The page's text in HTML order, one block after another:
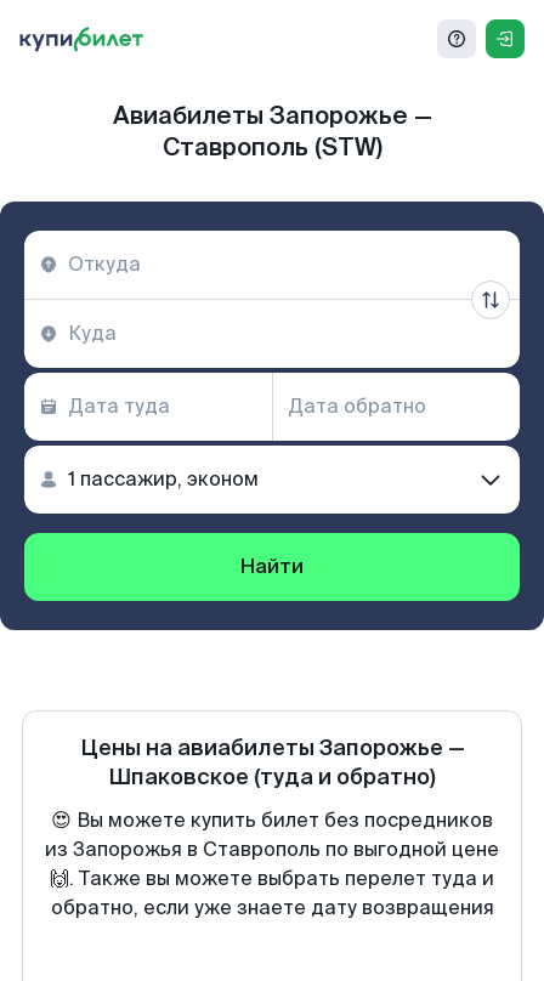
Авиабилеты Запорожье —
Ставрополь (STW)
Найти
Цены на авиабилеты Запорожье —
Шпаковское (туда и обратно)
😍 Вы можете купить билет без посредников
из Запорожья в Ставрополь по выгодной цене
🙌. Также вы можете выбрать перелет туда и
обратно, если уже знаете дату возвращения